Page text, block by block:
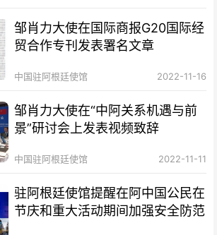
邹肖力大使在国际商报G20国际经
贸合作专刊发表署名文章
中国驻阿根廷使馆 2022-11-16
邹肖力大使在“中阿关系机遇与前
景”研讨会上发表视频致辞
中国驻阿根廷使馆 2022-11-11
驻阿根廷使馆提醒在阿中国公民在
节庆和重大活动期间加强安全防范